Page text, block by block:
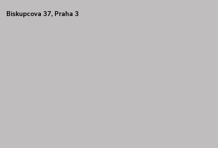
Biskupcova 37, Praha 3